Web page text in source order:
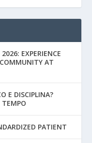
EXPERIENCE
AT
E DISCIPLINA?
TEMPO
PATIENT